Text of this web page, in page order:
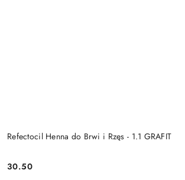
Refectocil Henna do Brwi i Rzęs - 1.1 GRAFIT
Cena:
30.50